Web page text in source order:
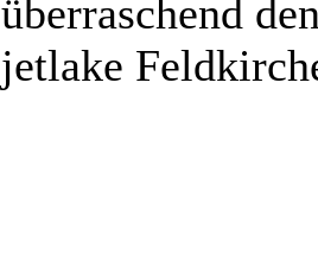
überraschend
jetlake